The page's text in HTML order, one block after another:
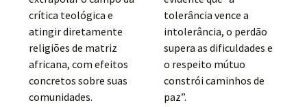
crítica teológica e
atingir diretamente
religiões de matriz
africana, com efeitos
concretos sobre suas
comunidades.
tolerância vence a
intolerância, o perdão
supera as dificuldades e
o respeito mútuo
constrói caminhos de
paz”.